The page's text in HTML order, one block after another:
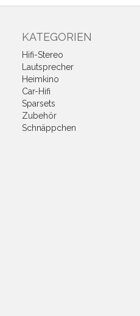
KATEGORIEN
Hifi-Stereo
Lautsprecher
Heimkino
Car-Hifi
Sparsets
Zubehör
Schnäppchen